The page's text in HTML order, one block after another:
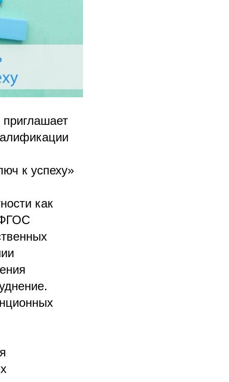
к успеху»
как
ФГОС